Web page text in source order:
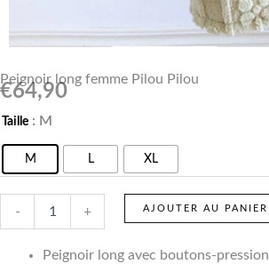
Peignoir long femme Pilou Pilou
€64,90
Taille : M
M L XL
-
quantité
Peignoir
long
+ AJOUTER AU PANIER
Peignoir long avec boutons-pression